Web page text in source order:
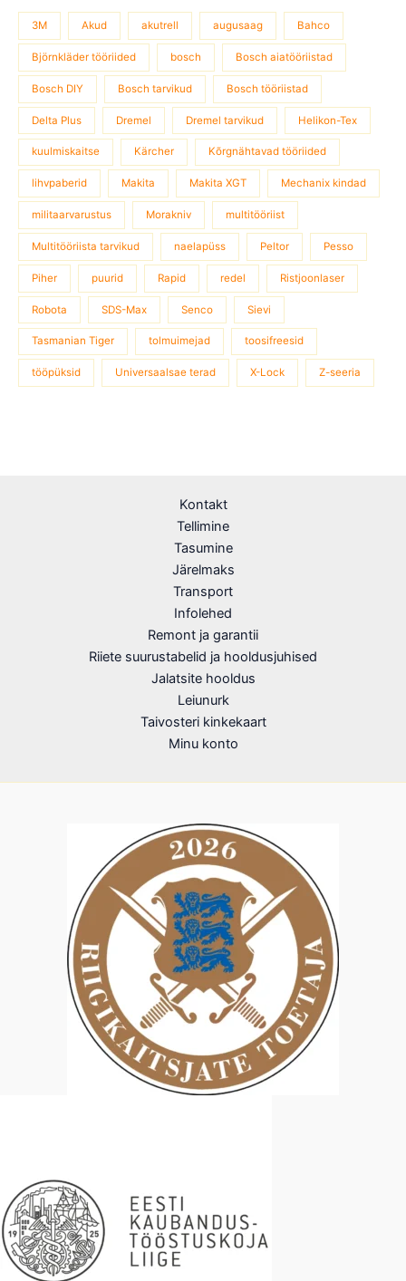
3M Akud akutrell augusaag Bahco
Björnkläder tööriided bosch Bosch aiatööriistad
Bosch DIY Bosch tarvikud Bosch tööriistad
Delta Plus Dremel Dremel tarvikud Helikon-Tex
kuulmiskaitse Kärcher Kõrgnähtavad tööriided
lihvpaberid Makita Makita XGT Mechanix kindad
militaarvarustus Morakniv multitööriist
Multitööriista tarvikud naelapüss Peltor Pesso
Piher puurid Rapid redel Ristjoonlaser
Robota SDS-Max Senco Sievi
Tasmanian Tiger tolmuimejad toosifreesid
tööpüksid Universaalsae terad X-Lock Z-seeria
Kontakt
Tellimine
Tasumine
Järelmaks
Transport
Infolehed
Remont ja garantii
Riiete suurustabelid ja hooldusjuhised
Jalatsite hooldus
Leiunurk
Taivosteri kinkekaart
Minu konto